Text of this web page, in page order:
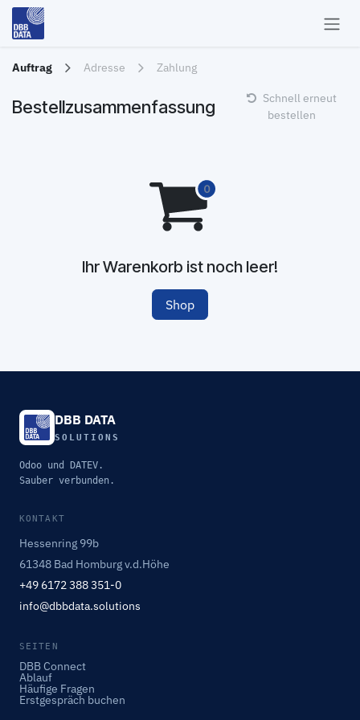
Zum Inhalt springen
Auftrag Adresse Zahlung
Bestellzusammenfassung
Schnell erneut
bestellen
Ihr Warenkorb ist noch leer!
Shop
DBB DATA
SOLUTIONS
Odoo und DATEV.
Sauber verbunden.
KONTAKT
Hessenring 99b
61348 Bad Homburg v.d.Höhe
+49 6172 388 351-0
info@dbbdata.solutions
SEITEN
DBB Connect
Ablauf
Häufige Fragen
Erstgespräch buchen